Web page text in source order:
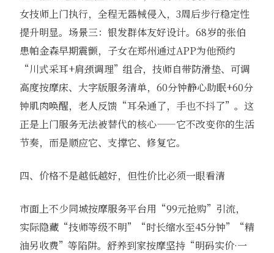
女技师上门执行，全程无器械侵入，3周后步行稳定性
提升明显。场景三：银发群体友好设计。68岁的张伯
患帕金森早期震颤，子女在郑州通过APP为他预约
“川式采耳+肩颈调理”组合，技师自带防滑垫、可调
高度按摩床、大字版服务清单，60分钟静心助眠+60分
钟肌肉唤醒，老人反馈“耳朵通了，手也不抖了”。这
正是上门服务无法被替代的核心——它不改变你的生活
节奏，而是顺应它、支撑它、修复它。
四、价格不是越低越好，但性价比必须一眼看清
市面上不少同城按摩服务平台用“99元抢购”引流，
实际隐藏“技师等级不明”“时长缩水至45分钟”“精
油另收费”等陷阱。舒养到家按摩坚持“明码实价·一